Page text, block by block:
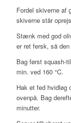
Fordel skiverne af
skiverne står
Stænk med god
er ret fersk, så
Bag først squash-
min. ved 160 °C.
Hak et fed hvidløg
ovenpå. Bag
minutter.